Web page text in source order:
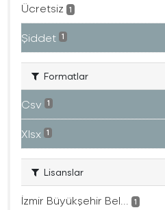
Ücretsiz 1
Şiddet 1
Formatlar
Csv 1
Xlsx 1
Lisanslar
İzmir Büyükşehir Bel... 1